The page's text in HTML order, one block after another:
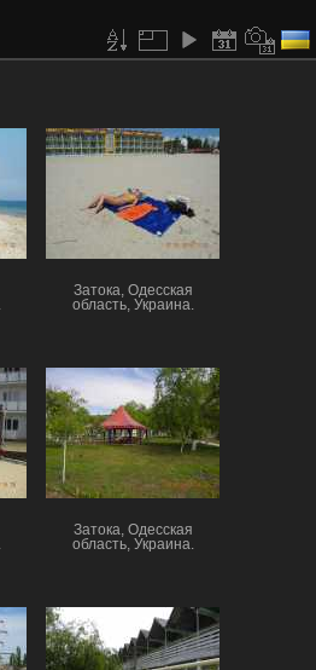
Затока, Одесская
область, Украина.
Затока, Одесская
область, Украина.